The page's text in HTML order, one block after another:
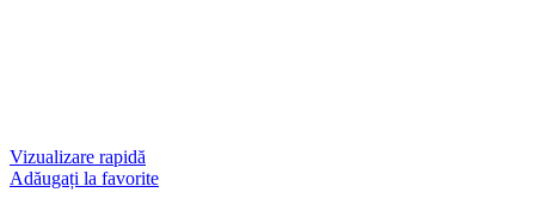
Vizualizare rapidă
Adăugați la favorite